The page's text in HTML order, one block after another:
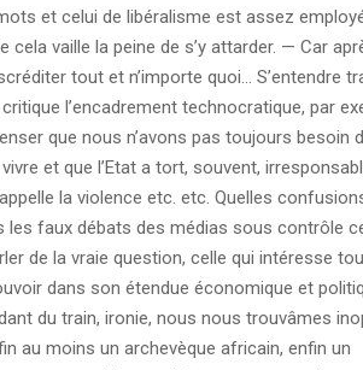
et celui de libéralisme est assez
vaille la peine de s’y attarder. — Car
tout et n’importe quoi… S’entendre
l’encadrement technocratique, par
que nous n’avons pas toujours besoin
et que l’Etat a tort, souvent,
la violence etc. etc. Quelles
les faux débats des médias sous contrôle
de la vraie question, celle qui intéresse
dans son étendue économique et
du train, ironie, nous nous trouvâmes
au moins un archevèque africain, enfin un